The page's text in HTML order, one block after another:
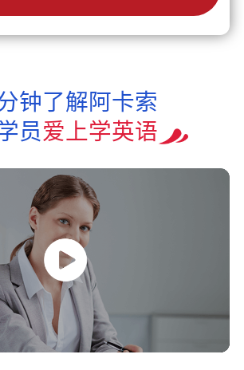
钟了解阿卡索
员爱上学英语